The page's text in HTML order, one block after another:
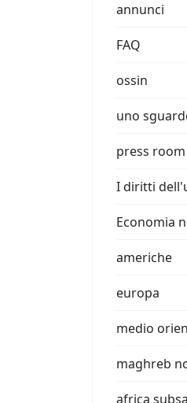
annunci
FAQ
ossin
uno
press room
I diritti
Economia
americhe
europa
medio
maghreb
africa